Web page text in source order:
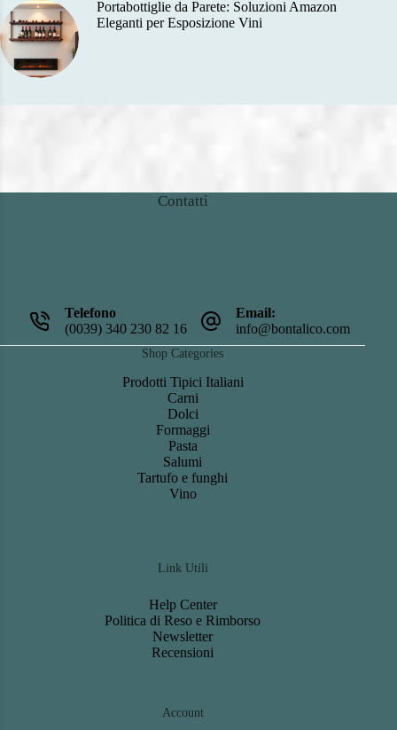
Portabottiglie da Parete: Soluzioni Amazon
Eleganti per Esposizione Vini
Contatti
Telefono
(0039) 340 230 82 16
Email:
info@bontalico.com
Shop Categories
Prodotti Tipici Italiani
Carni
Dolci
Formaggi
Pasta
Salumi
Tartufo e funghi
Vino
Link Utili
Help Center
Politica di Reso e Rimborso
Newsletter
Recensioni
Account